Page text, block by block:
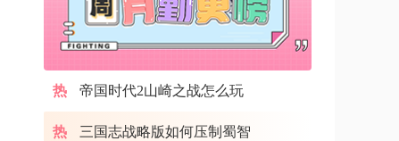
帝国时代2山崎之战怎么玩
三国志战略版如何压制蜀智